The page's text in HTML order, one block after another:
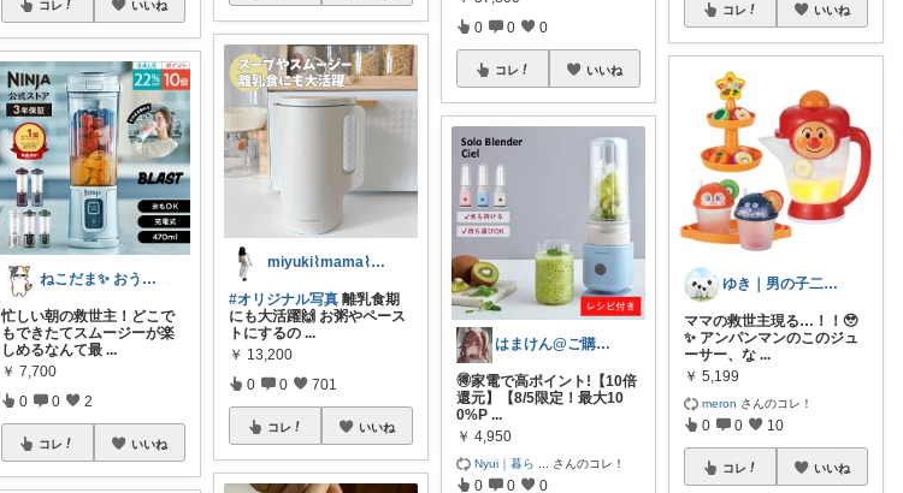
コレ いいね
ねこだま✨ おうち時間充実ROOM🐾
忙しい朝の救世主！どこで
もできたてスムージーが楽
しめるなんて最 ...
￥ 7,700
0 0 2
コレ いいね
miyuki⌇mama⌇注文住宅計画中
#オリジナル写真 離乳食期
にも大活躍🙌 お粥やペース
トにするの ...
￥ 13,200
0 0 701
コレ いいね
0 0 0
コレ いいね
はまけん@ご購入ありがとうございます
🉐家電で高ポイント!【10倍
還元】【8/5限定！最大10
0%P ...
￥ 4,950
Nyui｜暮ら さんのコレ！
0 0 0
コレ いいね
ゆき｜男の子二人の看護師ママ
ママの救世主現る…！！🥹
✨ アンパンマンのこのジュ
ーサー、な ...
￥ 5,199
meron さんのコレ！
0 0 10
コレ いいね